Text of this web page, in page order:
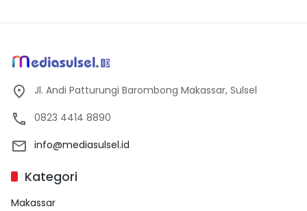
Jl. Andi Patturungi Barombong Makassar, Sulsel
0823 4414 8890
info@mediasulsel.id
Kategori
Makassar